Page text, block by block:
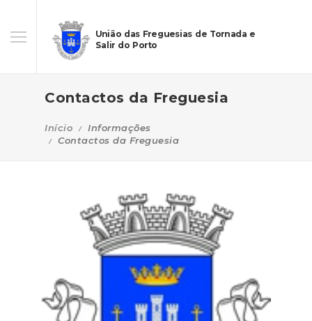
União das Freguesias de Tornada e
Salir do Porto
Contactos da Freguesia
Início
Informações
Contactos da Freguesia